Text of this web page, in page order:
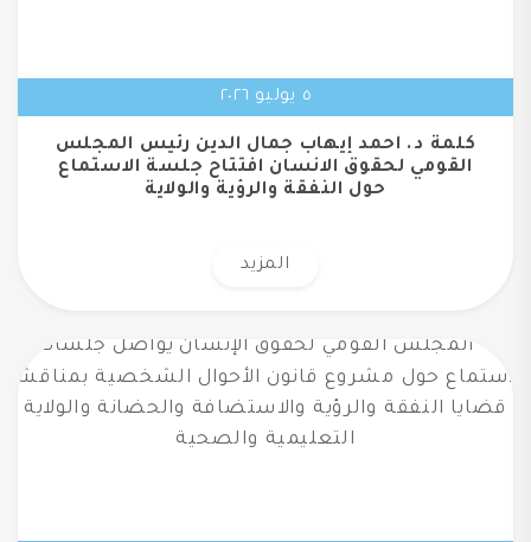
٥ يوليو ٢٠٢٦
كلمة د. احمد إيهاب جمال الدين رئيس المجلس
القومي لحقوق الانسان افتتاح جلسة الاستماع
حول النفقة والرؤية والولاية
المزيد